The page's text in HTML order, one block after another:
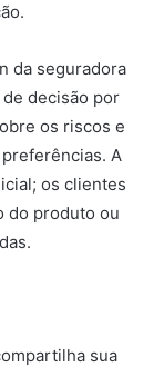
da seguradora
decisão por
os riscos e
A
os clientes
do produto ou
sua